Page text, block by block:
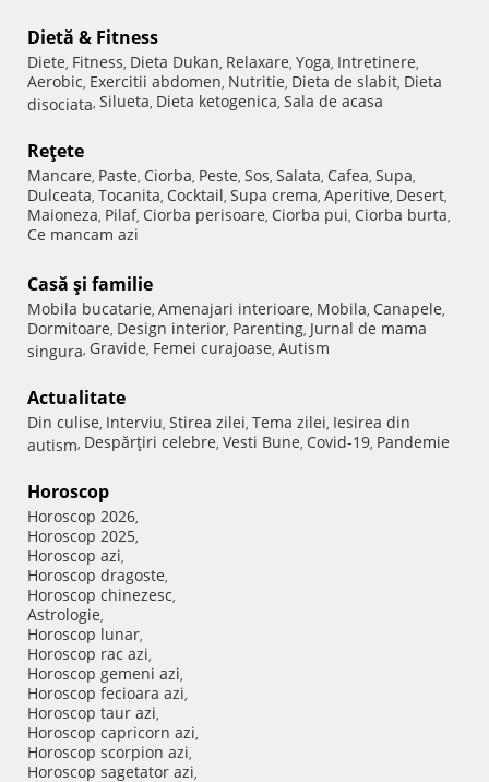
Dietă & Fitness
Diete, Fitness, Dieta Dukan, Relaxare, Yoga, Intretinere,
Aerobic, Exercitii abdomen, Nutritie, Dieta de slabit, Dieta
disociata, Silueta, Dieta ketogenica, Sala de acasa
Reţete
Mancare, Paste, Ciorba, Peste, Sos, Salata, Cafea, Supa,
Dulceata, Tocanita, Cocktail, Supa crema, Aperitive, Desert,
Maioneza, Pilaf, Ciorba perisoare, Ciorba pui, Ciorba burta,
Ce mancam azi
Casă şi familie
Mobila bucatarie, Amenajari interioare, Mobila, Canapele,
Dormitoare, Design interior, Parenting, Jurnal de mama
singura, Gravide, Femei curajoase, Autism
Actualitate
Din culise, Interviu, Stirea zilei, Tema zilei, Iesirea din
autism, Despărţiri celebre, Vesti Bune, Covid-19, Pandemie
Horoscop
Horoscop 2026,
Horoscop 2025,
Horoscop azi,
Horoscop dragoste,
Horoscop chinezesc,
Astrologie,
Horoscop lunar,
Horoscop rac azi,
Horoscop gemeni azi,
Horoscop fecioara azi,
Horoscop taur azi,
Horoscop capricorn azi,
Horoscop scorpion azi,
Horoscop sagetator azi,